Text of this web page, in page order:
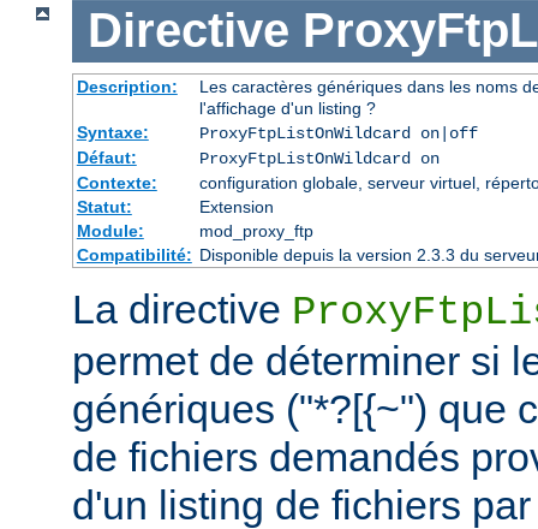
Directive
Description:
Les caractères génériques dans les noms
l'affichage d'un listing ?
Syntaxe:
ProxyFtpListOnWildcard on|off
Défaut:
ProxyFtpListOnWildcard on
Contexte:
configuration globale, serveur virtuel,
Statut:
Extension
Module:
mod_proxy_ftp
Compatibilité: Disponible depuis la version 2.3.3 du
La directive
permet de déterminer si
génériques ("*?[{~") que
de fichiers demandés
d'un listing de fichiers